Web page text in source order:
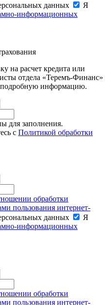
данных
Я
информационных
на расчет кредита или
отдела «Теремъ-Финанс»
подробную информацию.
для заполнения.
с Политикой обработки
обработки
пользования интернет-
данных
Я
информационных
обработки
пользования интернет-